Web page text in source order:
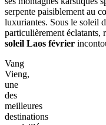
À environ 25 km du
200 sculptures
statue monumentale de
un décor mystique au
ou au marché de nuit du
aux spécialités de rue.
voyager au Laos en février
ensoleillée.
À consulter aussi: